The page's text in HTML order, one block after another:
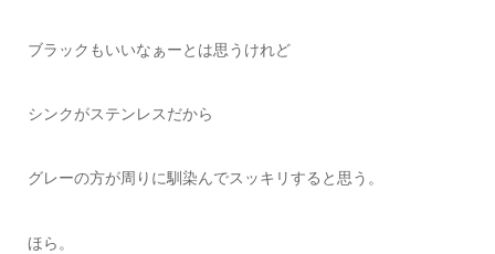
ブラックもいいなぁーとは思うけれど
シンクがステンレスだから
グレーの方が周りに馴染んでスッキリすると思う。
ほら。